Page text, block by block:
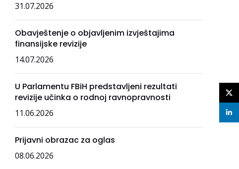
31.07.2026
Obavještenje o objavljenim izvještajima
finansijske revizije
14.07.2026
U Parlamentu FBiH predstavljeni rezultati
revizije učinka o rodnoj ravnopravnosti
11.06.2026
Prijavni obrazac za oglas
08.06.2026